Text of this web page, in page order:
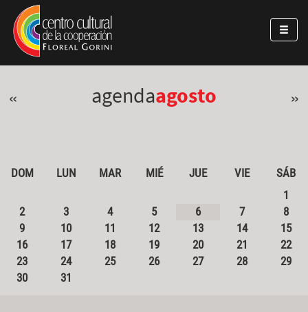
Pasar al contenido principal
Jump to main content
« agendaagosto »
DOM LUN MAR MIÉ JUE VIE
SÁB
1
2
3 4 5 6 7
8
9
10 11 12 13 14
15
16
17 18 19 20 21
22
23
24 25 26 27 28
29
30
31